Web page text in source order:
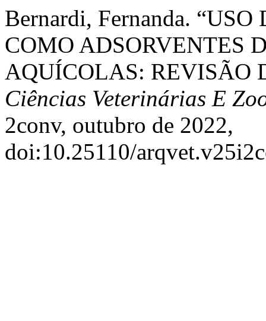
Bernardi, Fernanda.
COMO ADSORVENTES
AQUÍCOLAS: REVISÃO
Ciências Veterinárias E
2conv, outubro de 2022,
doi:10.25110/